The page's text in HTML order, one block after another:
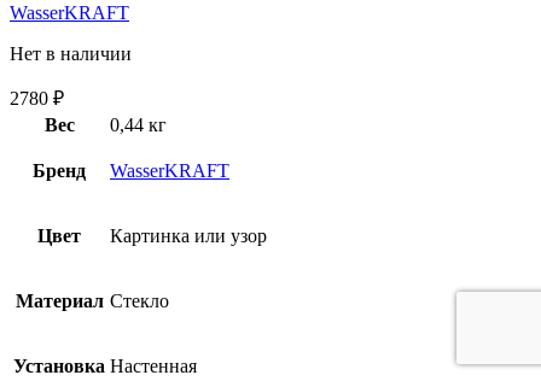
WasserKRAFT
Нет в наличии
2780 ₽
Вес
0,44 кг
Бренд WasserKRAFT
Цвет Картинка или узор
Материал Стекло
Установка Настенная